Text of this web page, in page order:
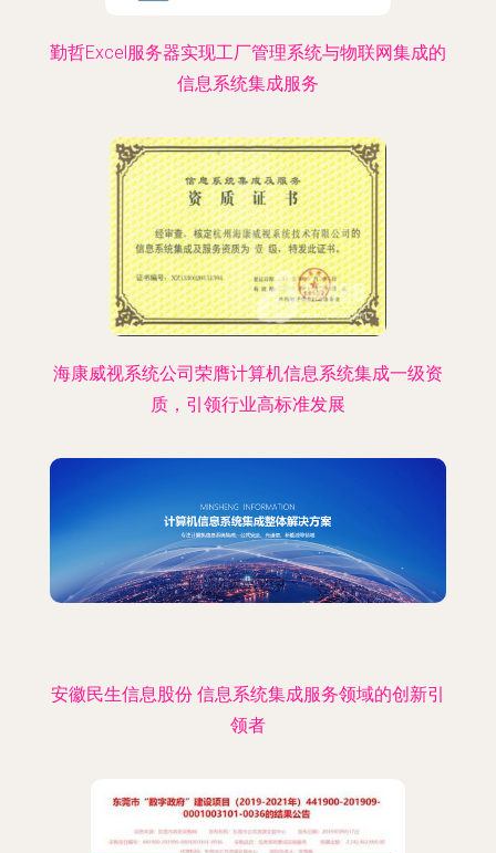
勤哲Excel服务器实现工厂管理系统与物联网集成的
信息系统集成服务
海康威视系统公司荣膺计算机信息系统集成一级资
质，引领行业高标准发展
安徽民生信息股份 信息系统集成服务领域的创新引
领者